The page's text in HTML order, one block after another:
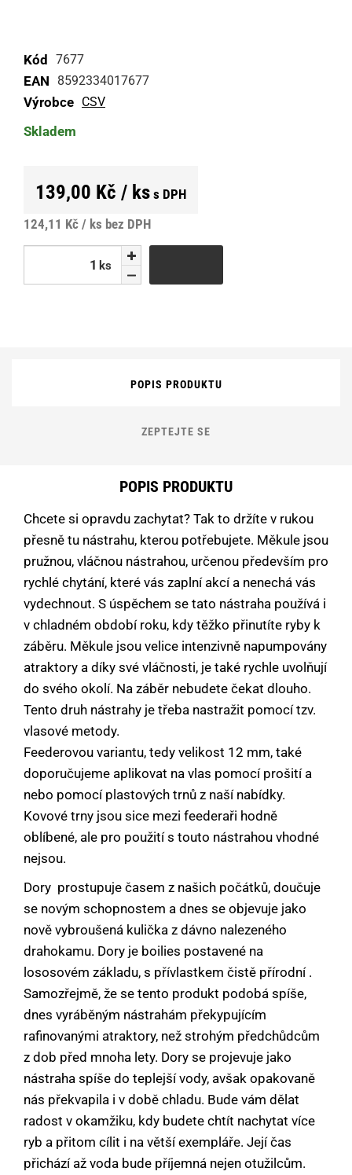
Kód 7677
EAN 8592334017677
Výrobce CSV
Skladem
139,00 Kč / ks s DPH
124,11 Kč / ks bez DPH
ks
ks
POPIS PRODUKTU
ZEPTEJTE SE
POPIS PRODUKTU
Chcete si opravdu zachytat? Tak to držíte v rukou
přesně tu nástrahu, kterou potřebujete. Měkule jsou
pružnou, vláčnou nástrahou, určenou především pro
rychlé chytání, které vás zaplní akcí a nenechá vás
vydechnout. S úspěchem se tato nástraha používá i
v chladném období roku, kdy těžko přinutíte ryby k
záběru. Měkule jsou velice intenzivně napumpovány
atraktory a díky své vláčnosti, je také rychle uvolňují
do svého okolí. Na záběr nebudete čekat dlouho.
Tento druh nástrahy je třeba nastražit pomocí tzv.
vlasové metody.
Feederovou variantu, tedy velikost 12 mm, také
doporučujeme aplikovat na vlas pomocí prošití a
nebo pomocí plastových trnů z naší nabídky.
Kovové trny jsou sice mezi feederaři hodně
oblíbené, ale pro použití s touto nástrahou vhodné
nejsou.
Dory  prostupuje časem z našich počátků, doučuje
se novým schopnostem a dnes se objevuje jako
nově vybroušená kulička z dávno nalezeného
drahokamu. Dory je boilies postavené na
lososovém základu, s přívlastkem čistě přírodní .
Samozřejmě, že se tento produkt podobá spíše,
dnes vyráběným nástrahám překypujícím
rafinovanými atraktory, než strohým předchůdcům
z dob před mnoha lety. Dory se projevuje jako
nástraha spíše do teplejší vody, avšak opakovaně
nás překvapila i v době chladu. Bude vám dělat
radost v okamžiku, kdy budete chtít nachytat více
ryb a přitom cílit i na větší exempláře. Její čas
přichází až voda bude příjemná nejen otužilcům.